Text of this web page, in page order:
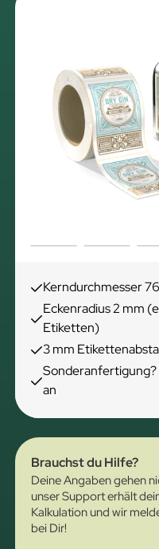
Kerndurchmesser
Eckenradius 2 mm
Etiketten)
3 mm
Sonderanfertigung?
an
Brauchst du Hilfe?
Deine Angaben gehen
unser Support erhält
Kalkulation und wir
bei Dir!